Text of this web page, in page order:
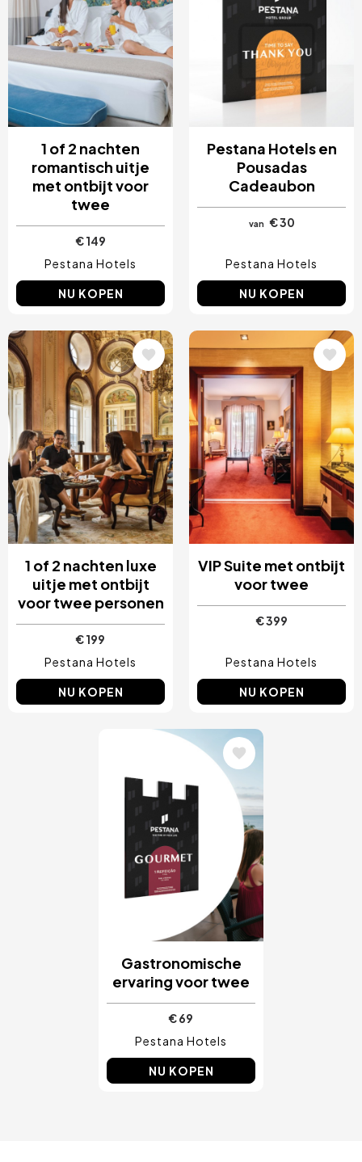
1 of 2 nachten
romantisch uitje
met ontbijt voor
twee
€ 149
Pestana Hotels
NU KOPEN
Pestana Hotels en
Pousadas
Cadeaubon
van € 30
Pestana Hotels
NU KOPEN
Afbeelding
1 of 2 nachten luxe
uitje met ontbijt
voor twee personen
€ 199
Pestana Hotels
NU KOPEN
Afbeelding
VIP Suite met ontbijt
voor twee
€ 399
Pestana Hotels
NU KOPEN
Afbeelding
Gastronomische
ervaring voor twee
€ 69
Pestana Hotels
NU KOPEN